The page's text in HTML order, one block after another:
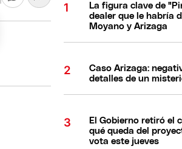
La figura clave de
dealer que le habría
Moyano y Arizaga
Caso Arizaga:
detalles de un
El Gobierno retiró el
qué queda del
vota este jueves